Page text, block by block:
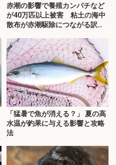
赤潮の影響で養殖カンパチなど
が40万匹以上被害 粘土の海中
散布が赤潮駆除につながる訳と
「猛暑で魚が消える？」 夏の高
水温が釣果に与える影響と攻略
法